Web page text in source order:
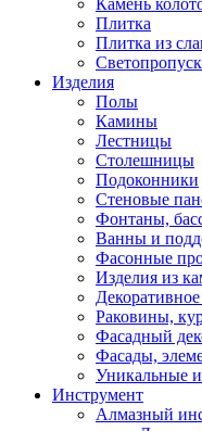
Камень
Плитка
Плитка из
Изделия
Полы
Камины
Лестницы
Столешницы
Подоконники
Стеновые
Фонтаны,
Ванны и
Фасонные
Изделия из
Раковины,
Фасадный
Фасады,
Уникальные
Инструмент
Алмазный